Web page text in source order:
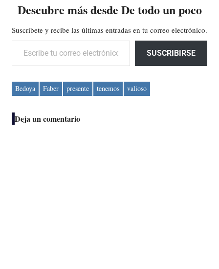
Descubre más desde De todo un poco
Suscríbete y recibe las últimas entradas en tu correo electrónico.
Escribe tu correo electrónico…
SUSCRIBIRSE
Bedoya Faber presente tenemos valioso
Deja un comentario